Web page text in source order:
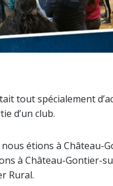
tout spécialement
d’un club.
étions à Château-
à Château-Gontier-
Rural.